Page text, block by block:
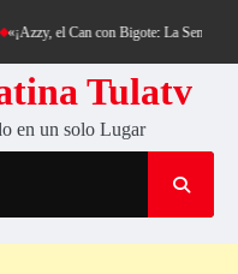
el Can con Bigote: La Sensación
Tulatv
en un solo Lugar